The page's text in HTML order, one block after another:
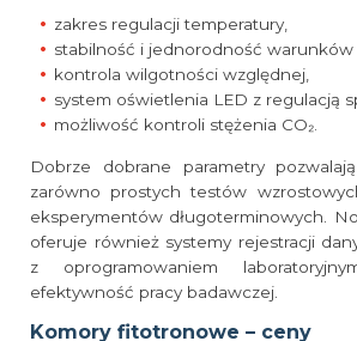
zakres regulacji temperatury,
stabilność i jednorodność warunków
kontrola wilgotności względnej,
system oświetlenia LED z regulacją
możliwość kontroli stężenia CO₂.
Dobrze dobrane parametry
zarówno prostych testów
eksperymentów długoterminowych.
oferuje również systemy rejestracji
z oprogramowaniem
efektywność pracy badawczej.
Komory fitotronowe – ceny